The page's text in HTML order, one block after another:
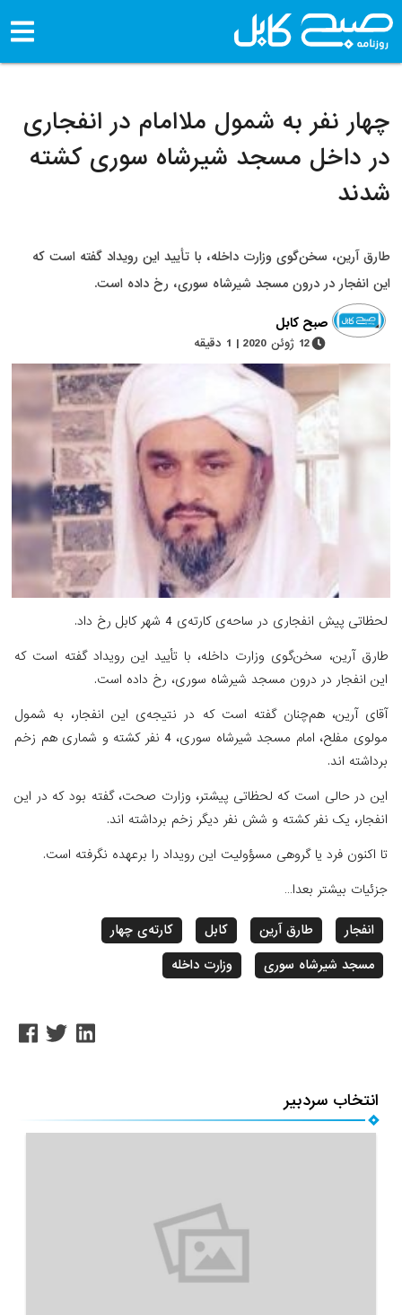
چهار نفر به شمول ملاامام در انفجاری
در داخل مسجد شیرشاه سوری کشته
شدند
طارق آرین، سخن‌گوی وزارت داخله، با تأیید این رویداد گفته است که
این انفجار در درون مسجد شیرشاه سوری، رخ داده است.
صبح کابل
12 ژوئن 2020 | 1 دقیقه
لحظاتی پیش انفجاری در ساحه‌ی کارته‌ی 4 شهر کابل رخ داد.
طارق آرین، سخن‌گوی وزارت داخله، با تأیید این رویداد گفته است که
این انفجار در درون مسجد شیرشاه سوری، رخ داده است.
آقای آرین، هم‌چنان گفته است که در نتیجه‌ی این انفجار، به شمول
مولوی مفلح، امام مسجد شیرشاه سوری، 4 نفر کشته و شماری هم زخم
برداشته اند.
این در حالی است که لحظاتی پیشتر، وزارت صحت، گفته بود که در این
انفجار، یک نفر کشته و شش نفر دیگر زخم برداشته اند.
تا اکنون فرد یا گروهی مسؤولیت این رویداد را برعهده نگرفته است.
جزئیات بیشتر بعدا…
انفجار طارق آرین کابل
کارته‌ی چهار
مسجد شیرشاه سوری
وزارت داخله
انتخاب سردبیر